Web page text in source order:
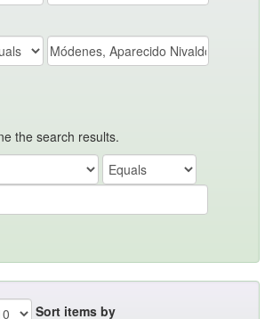
the search results.
Sort items by